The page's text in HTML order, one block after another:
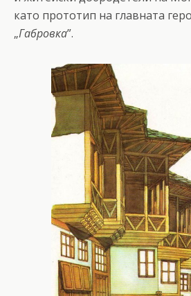
като прототип на главната
„Габровка”.